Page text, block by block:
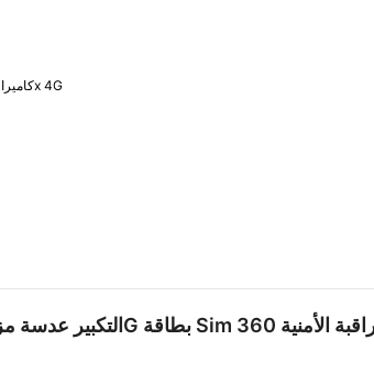
كاميرا مراقبة تعمل بالطاقة الشمسية بعدسة مزدوجة وتكبير 60x 4G